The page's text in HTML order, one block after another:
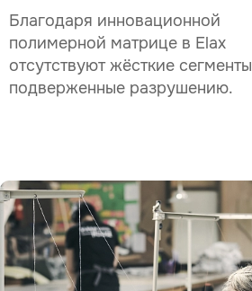
Благодаря инновационной
полимерной матрице в Elax
отсутствуют жёсткие сегменты
подверженные разрушению.